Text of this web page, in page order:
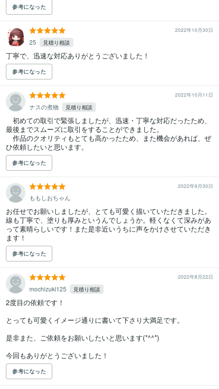
参考になった
2022年10月30日
‎25 見積り相談
丁寧で、迅速な対応ありがとうございました！
参考になった
2022年10月11日
ナスの煮物 見積り相談
初めての取引で緊張しましたが、迅速・丁寧な対応だったため、
最後までスムーズに取引をすることができました。
作品のクオリティもとても高かったため、また機会があれば、ぜ
ひ依頼したいと思います。
参考になった
2022年9月30日
ももしおちゃん
お任せでお願いしましたが、とても可愛く描いていただきました。
線も丁寧で、塗りも厚みというんでしょうか。軽くなくて深みがあ
って素晴らしいです！また是非近いうちに声をかけさせていただき
ます！
参考になった
2022年8月22日
mochizuki125 見積り相談
2度目の依頼です！
とっても可愛くイメージ通りに書いて下さり大満足です。
是非また、ご依頼をお願いしたいと思います(*^^*)
今回もありがとうございました！
参考になった